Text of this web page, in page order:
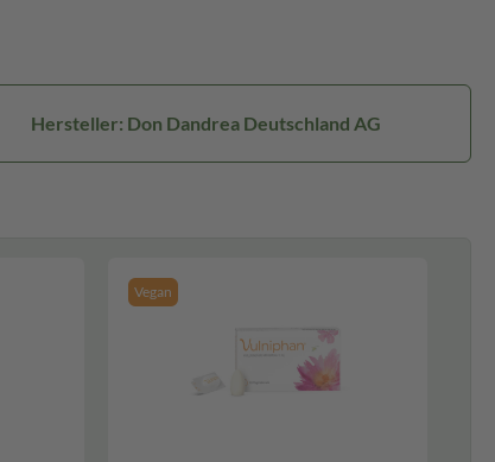
Hersteller: Don Dandrea Deutschland AG
Vegan